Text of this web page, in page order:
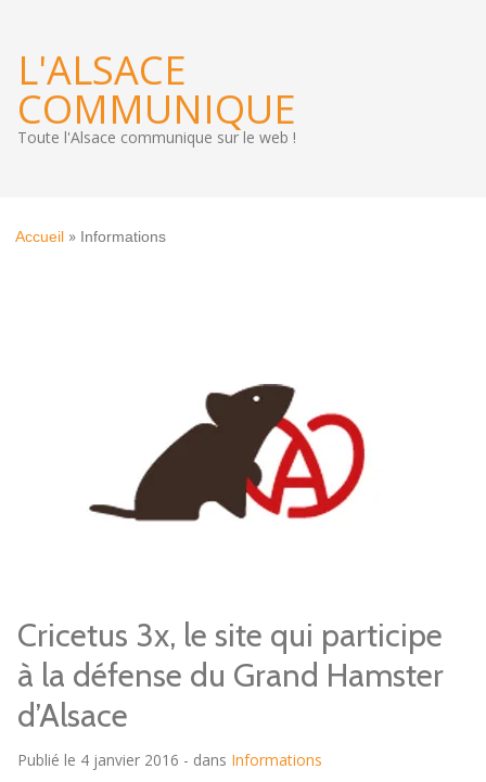
L'ALSACE
COMMUNIQUE
Toute l'Alsace communique sur le web !
Accueil » Informations
Cricetus 3x, le site qui participe
à la défense du Grand Hamster
d’Alsace
Publié le 4 janvier 2016 - dans Informations